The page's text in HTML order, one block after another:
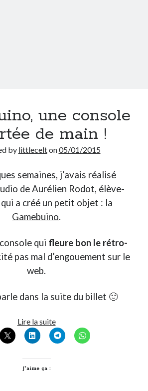
une console
de main !
by littlecelton05/01/2015
semaines, j’avais réalisé
de Aurélien Rodot, élève-
a créé un petit objet : la
Gamebuino.
qui fleure bon le rétro-
pas mal d’engouement sur le
web.
dans la suite du billet 🙂
Lire la suiteGamebuino,
une
console
J’aime ça :